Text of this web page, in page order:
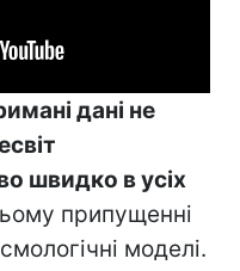
дані не
швидко в усіх
припущенні
моделі.